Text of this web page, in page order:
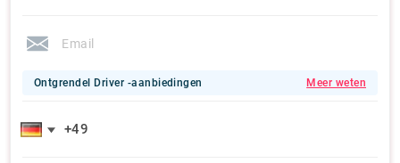
Ontgrendel Driver -aanbiedingen Meer weten